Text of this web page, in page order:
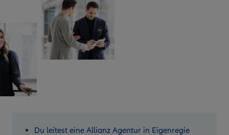
Du leitest eine Allianz Agentur in Eigenregie